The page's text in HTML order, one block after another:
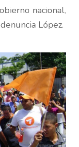
nacional,
López.